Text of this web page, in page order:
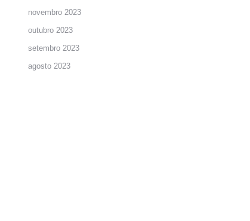
novembro 2023
outubro 2023
setembro 2023
agosto 2023